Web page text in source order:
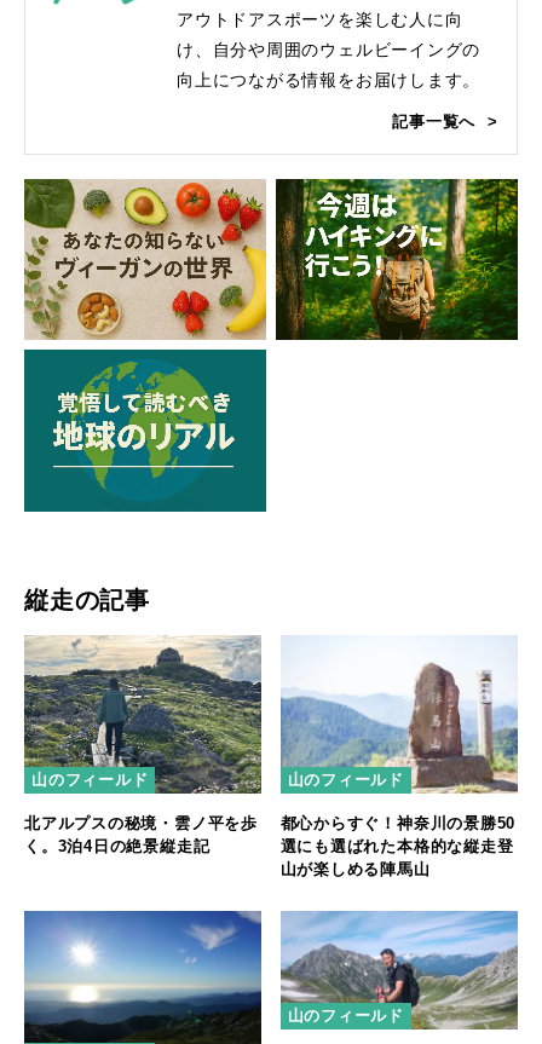
アウトドアスポーツを楽しむ人に向
け、自分や周囲のウェルビーイングの
向上につながる情報をお届けします。
記事一覧へ
縦走の記事
山のフィールド
北アルプスの秘境・雲ノ平を歩
く。3泊4日の絶景縦走記
山のフィールド
都心からすぐ！神奈川の景勝50
選にも選ばれた本格的な縦走登
山が楽しめる陣馬山
山のフィールド